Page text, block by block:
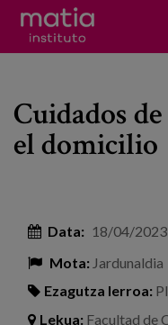
Ikerkuntza
Argitalpenak
Kontsultoretza
Prestakuntza
Gertaerak
Cuidados
el domicilio
Data: 18/04/2023
Mota: Jardunaldia
Ezagutza lerroa:
Lekua: Facultad de